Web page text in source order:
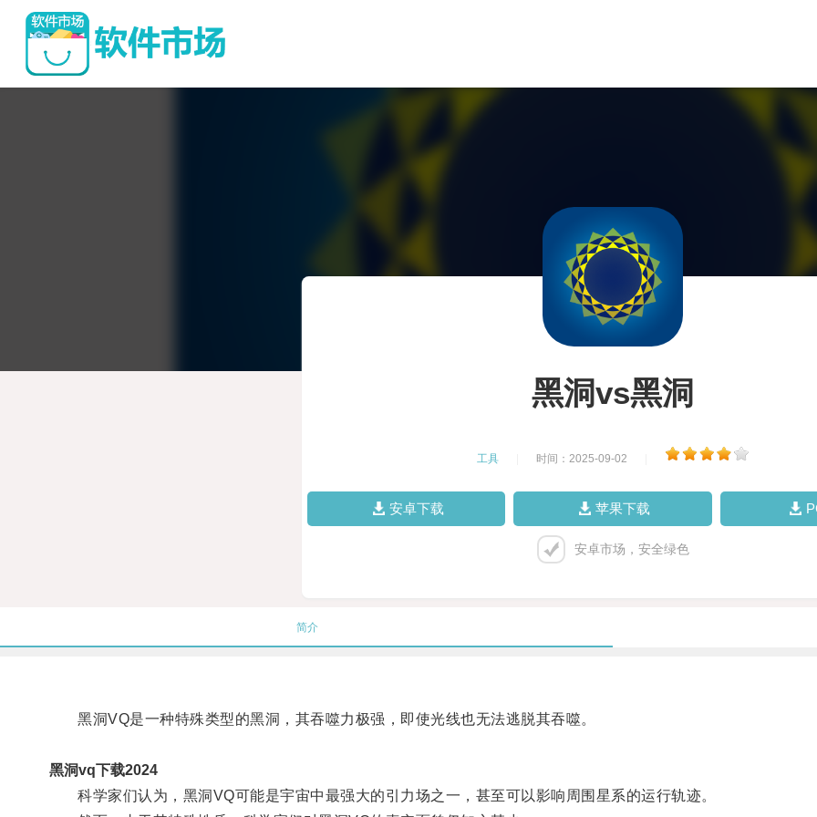
黑洞vs黑洞
工具 时间：2025-09-02
安卓下载 苹果下载
安卓市场，安全绿色
简介
黑洞VQ是一种特殊类型的黑洞，其吞噬力极强，即使光线也无法逃脱其吞噬。
黑洞vq下载2024
科学家们认为，黑洞VQ可能是宇宙中最强大的引力场之一，甚至可以影响周围星系的运行轨迹。